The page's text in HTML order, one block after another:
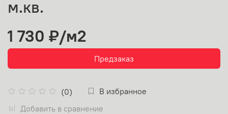
м.кв.
(0)
В избранное
Добавить в сравнение
1 730 ₽/м2
Предзаказ